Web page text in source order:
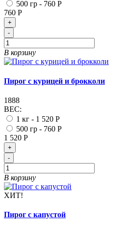
500 гр - 760 Р
760 Р
+
-
В корзину
Пирог с курицей и брокколи
1888
ВЕС:
1 кг - 1 520 Р
500 гр - 760 Р
1 520 Р
+
-
В корзину
ХИТ!
Пирог с капустой